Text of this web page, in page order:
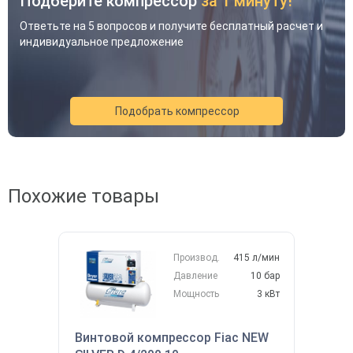
Ответьте на 5 вопросов и получите бесплатный расчет и
индивидуальное предложение
Подобрать компрессор
Похожие товары
Винтовой компрессор Fiac NEW
Производ.
415 л/мин
Давление
10 бар
Мощность
3 кВт